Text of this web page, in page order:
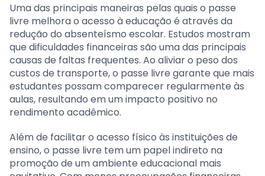
Uma das principais maneiras pelas quais o passe
livre melhora o acesso à educação é através da
redução do absenteísmo escolar. Estudos mostram
que dificuldades financeiras são uma das principais
causas de faltas frequentes. Ao aliviar o peso dos
custos de transporte, o passe livre garante que mais
estudantes possam comparecer regularmente às
aulas, resultando em um impacto positivo no
rendimento acadêmico.
Além de facilitar o acesso físico às instituições de
ensino, o passe livre tem um papel indireto na
promoção de um ambiente educacional mais